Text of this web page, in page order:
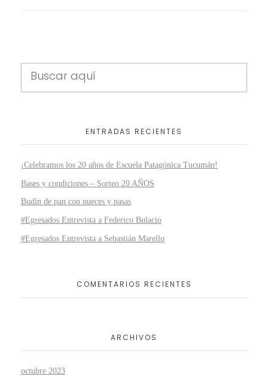
ENTRADAS RECIENTES
¡Celebramos los 20 años de Escuela Patagónica Tucumán!
Bases y condiciones – Sorteo 20 AÑOS
Budín de pan con nueces y pasas
#Egresados Entrevista a Federico Bulacio
#Egresados Entrevista a Sebastián Marello
COMENTARIOS RECIENTES
ARCHIVOS
octubre 2023